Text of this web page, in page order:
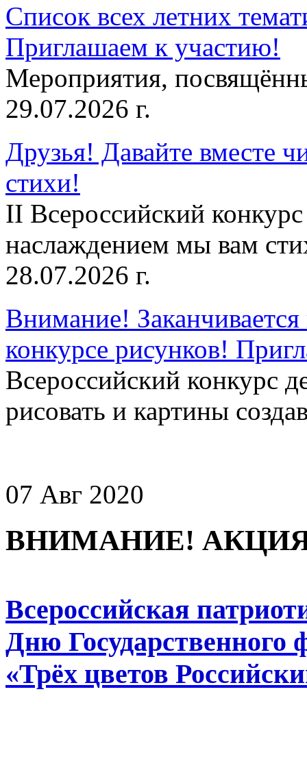
Список всех летних
Приглашаем к участию!
Мероприятия,
29.07.2026 г.
Друзья! Давайте вместе
стихи!
II Всероссийский
наслаждением мы вам
28.07.2026 г.
Внимание!
конкурсе рисунков!
Всероссийский конкурс
рисовать и картины
07 Авг 2020
ВНИМАНИЕ!
Всероссийская
Дню Государственного
«Трёх цветов